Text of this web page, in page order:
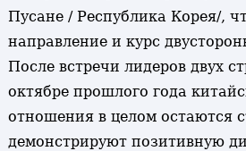
Пусане / Республика Корея/,
направление и курс
После встречи лидеров двух
октябре прошлого года
отношения в целом остаются
демонстрируют позитивную